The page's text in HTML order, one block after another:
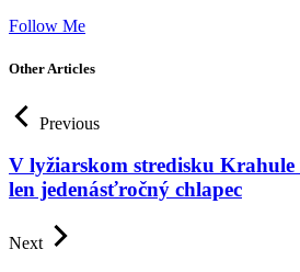
Follow Me
Other Articles
Previous
V lyžiarskom stredisku
len jedenásťročný chlapec
Next